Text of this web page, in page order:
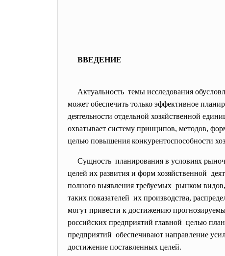
ВВЕДЕНИЕ
Актуальность темы исследования
может обеспечить только эффективное
деятельности отдельной хозяйственной
охватывает систему принципов, методов,
целью повышения конкурентоспособности
Сущность планирования в условиях
целей их развития и форм хозяйственной
полного выявления требуемых рынком
таких показателей их производства,
могут привести к достижению
российских предприятий главной целью
предприятий обеспечивают направление
достижение поставленных целей.